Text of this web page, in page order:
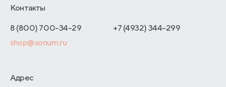
Отзывы покупателей
Адреса магазинов
Договор-оферты
Отельерам
Оптовые продажи
О производстве
Контакты
8 (800) 700-34-29
+7 (4932) 344-299
shop@sonum.ru
Адрес